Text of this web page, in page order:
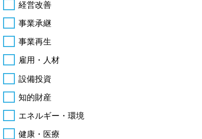
経営改善
事業承継
事業再生
雇用・人材
設備投資
知的財産
エネルギー・環境
健康・医療